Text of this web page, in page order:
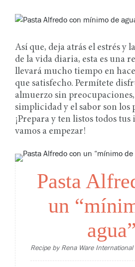
Así que, deja atrás el estrés y
de la vida diaria, esta es una
llevará mucho tiempo en
que satisfecho. Permítete
almuerzo sin
simplicidad y el sabor son los
¡Prepara y ten listos todos
vamos a empezar!
Pasta
un
agua”
Recipe by Rena Ware International